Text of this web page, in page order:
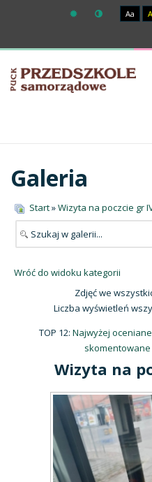
Aa
Galeria
Start»Wizyta na poczcie gr
Wróć do widoku kategorii
Zdjęć we
Liczba wyświetleń
TOP 12: Najwyżej oceniane
skomentowane
Wizyta na